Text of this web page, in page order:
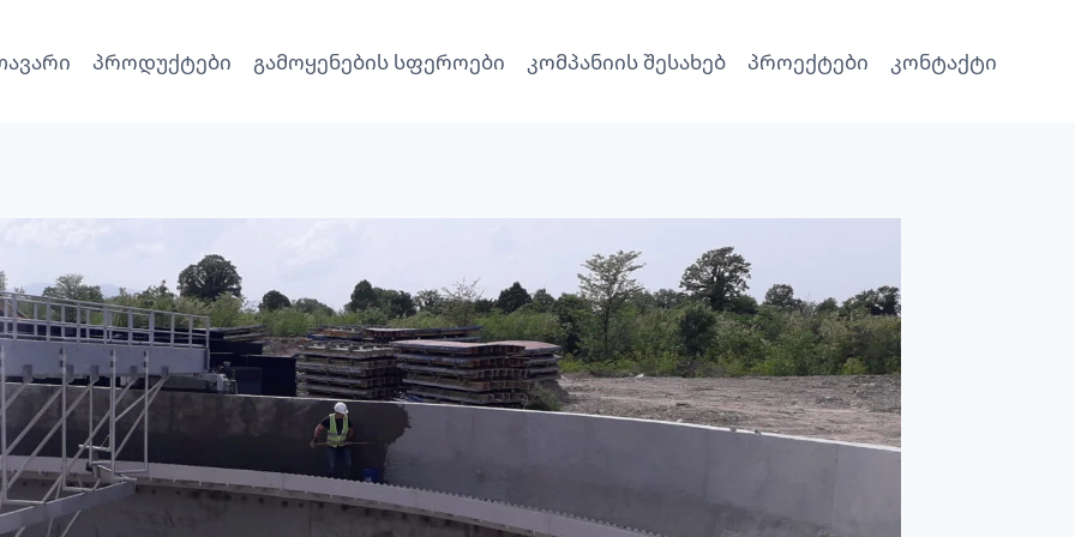
პროდუქტები გამოყენების სფეროები კომპანიის შესახებ პროექტები კონტაქტი